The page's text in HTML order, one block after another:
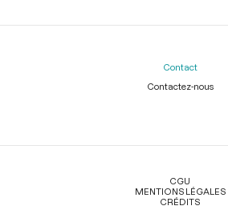
Contact
Contactez-nous
Légal
CGU
MENTIONS LÉGALES
CRÉDITS